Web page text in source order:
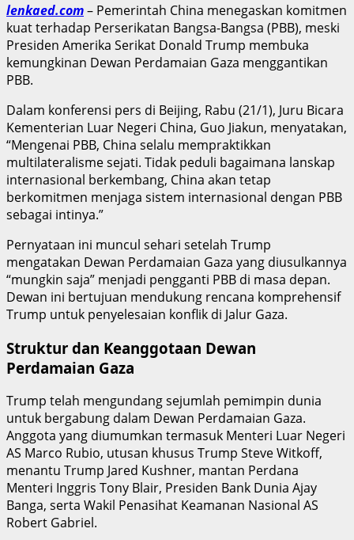
lenkaed.com– Pemerintah China menegaskan komitmen
kuat terhadap Perserikatan Bangsa-Bangsa (PBB), meski
Presiden Amerika Serikat Donald Trump membuka
kemungkinan Dewan Perdamaian Gaza menggantikan
PBB.
Dalam konferensi pers di Beijing, Rabu (21/1), Juru Bicara
Kementerian Luar Negeri China, Guo Jiakun, menyatakan,
“Mengenai PBB, China selalu mempraktikkan
multilateralisme sejati. Tidak peduli bagaimana lanskap
internasional berkembang, China akan tetap
berkomitmen menjaga sistem internasional dengan PBB
sebagai intinya.”
Pernyataan ini muncul sehari setelah Trump
mengatakan Dewan Perdamaian Gaza yang diusulkannya
“mungkin saja” menjadi pengganti PBB di masa depan.
Dewan ini bertujuan mendukung rencana komprehensif
Trump untuk penyelesaian konflik di Jalur Gaza.
Struktur dan Keanggotaan Dewan
Perdamaian Gaza
Trump telah mengundang sejumlah pemimpin dunia
untuk bergabung dalam Dewan Perdamaian Gaza.
Anggota yang diumumkan termasuk Menteri Luar Negeri
AS Marco Rubio, utusan khusus Trump Steve Witkoff,
menantu Trump Jared Kushner, mantan Perdana
Menteri Inggris Tony Blair, Presiden Bank Dunia Ajay
Banga, serta Wakil Penasihat Keamanan Nasional AS
Robert Gabriel.